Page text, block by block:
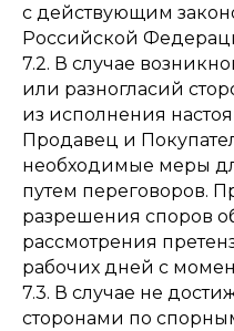
с действующим
Российской
7.2. В случае
или разногласий
из исполнения
Продавец и
необходимые меры
путем переговоров.
разрешения споров
рассмотрения
рабочих дней с
7.3. В случае не
сторонами по